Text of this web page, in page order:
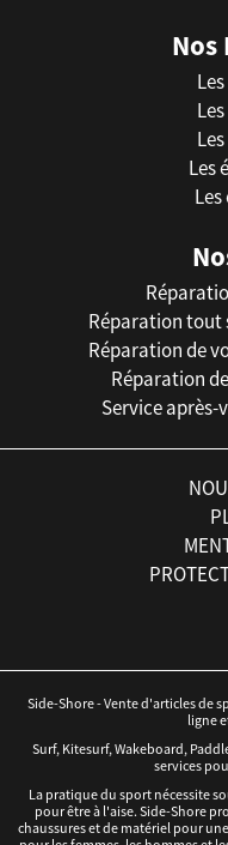
Nos
Les
Réparation tout
Réparation de
Réparation
Service après-
Side-Shore - Vente d'articles de
ligne
Surf, Kitesurf, Wakeboard,
services
La pratique du sport nécessite
pour être à l'aise. Side-Shore
chaussures et de matériel pour